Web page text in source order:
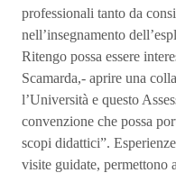
professionali tanto da
nell’insegnamento
Ritengo possa essere
Scamarda,- aprire una
l’Università e questo
convenzione che possa
scopi didattici”.
visite guidate, permettono